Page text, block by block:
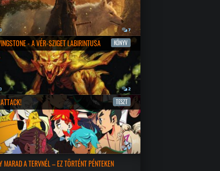
7
- A VÉR-SZIGET LABIRINTUSA KÖNYV
2
TESZT
9
MARAD A TERVNÉL – EZ TÖRTÉNT PÉNTEKEN